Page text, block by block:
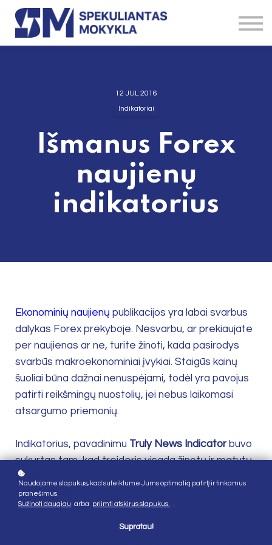
Brokeriai
12 JUL 2016
Indikatoriai
Išmanus Forex
naujienų
indikatorius
Ekonominių naujienų publikacijos yra labai svarbus
dalykas Forex prekyboje. Nesvarbu, ar prekiaujate
per naujienas ar ne, turite žinoti, kada pasirodys
svarbūs makroekonominiai įvykiai. Staigūs kainų
šuoliai būna dažnai nenuspėjami, todėl yra pavojus
patirti reikšmingų nuostolių, jei nebus laikomasi
atsargumo priemonių.
Indikatorius, pavadinimu Truly News Indicator buvo
sukurtas tam, kad treideris visada žinotų ir matytų
grafike - kada pasirodys įtakingos prekybai
naujienos. Užteks vieną kart nustatyti indikatorių ir
nei viena svarbi naujiena nepraeis be Jūsų žinios.
Naudojame slapukus, kad suteiktume Jums optimalią patirtį ir tinkamus
pranešimus.
Sužinoti daugiau arba priimti atskirus slapukus.
Supratau!